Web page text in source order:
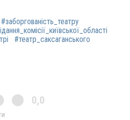
#заборгованість_театру
#театр_саксаганського
0,0